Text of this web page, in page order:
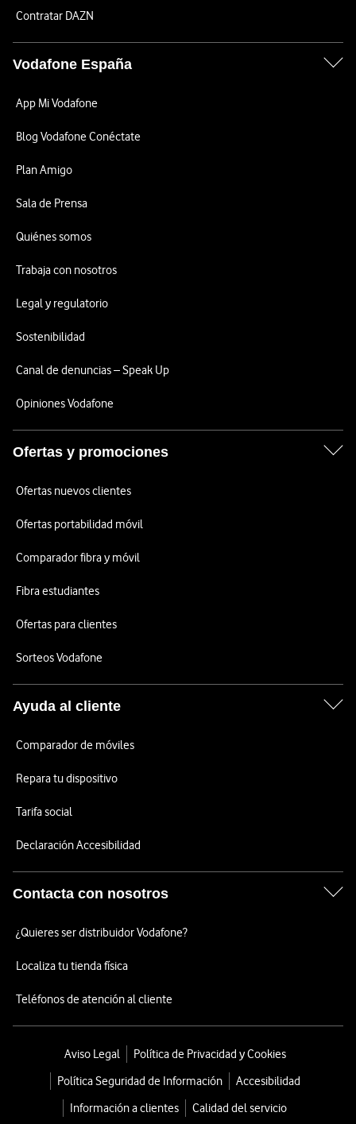
Contratar DAZN
Vodafone España
App Mi Vodafone
Blog Vodafone Conéctate
Plan Amigo
Sala de Prensa
Quiénes somos
Trabaja con nosotros
Legal y regulatorio
Sostenibilidad
Canal de denuncias – Speak Up
Opiniones Vodafone
Ofertas y promociones
Ofertas nuevos clientes
Ofertas portabilidad móvil
Comparador fibra y móvil
Fibra estudiantes
Ofertas para clientes
Sorteos Vodafone
Ayuda al cliente
Comparador de móviles
Repara tu dispositivo
Tarifa social
Declaración Accesibilidad
Contacta con nosotros
¿Quieres ser distribuidor Vodafone?
Localiza tu tienda física
Teléfonos de atención al cliente
Aviso Legal
Política de Privacidad y Cookies
Política Seguridad de Información
Accesibilidad
Información a clientes
Calidad del servicio